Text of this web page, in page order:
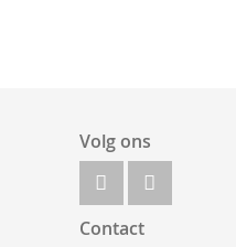
Volg ons
Contact